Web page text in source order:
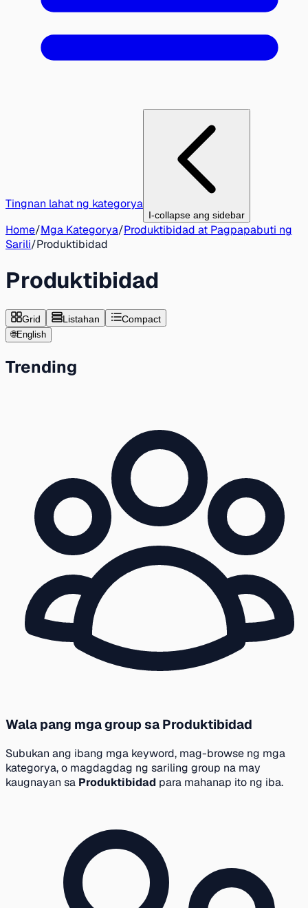
Tingnan lahat ng kategorya
I-collapse ang sidebar
Home/Mga Kategorya/Produktibidad at Pagpapabuti ng
Sarili/Produktibidad
Produktibidad
Grid Listahan Compact
🌐English
Trending
Wala pang mga group sa Produktibidad
Subukan ang ibang mga keyword, mag-browse ng mga
kategorya, o magdagdag ng sariling group na may
kaugnayan sa Produktibidad para mahanap ito ng iba.